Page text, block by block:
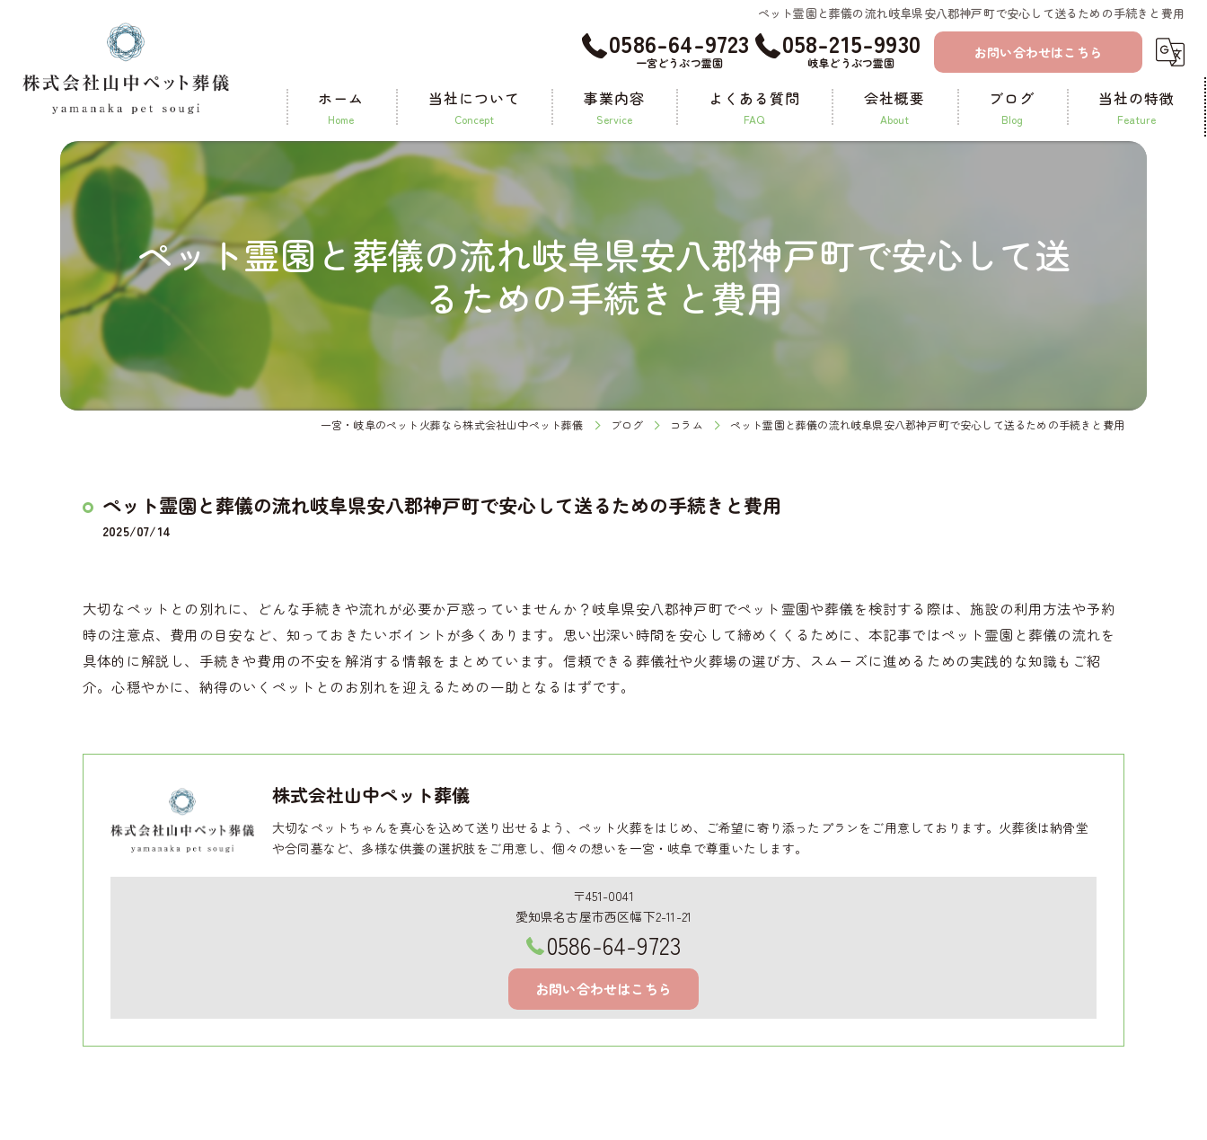
ペット霊園と葬儀の流れ岐阜県安八郡神戸町で安心して送るための手続きと費用
0586-64-9723
一宮どうぶつ霊園
058-215-9930
岐阜どうぶつ霊園
お問い合わせはこちら
ホーム
home
当社について
concept
事業内容
service
メモリアルグッズ
よくある質問
FAQ
会社概要
about
ブログ
blog
当社の特徴
feature
ペット葬儀
ペット霊園と葬儀の流れ岐阜県安八郡神戸町で安心して送
るための手続きと費用
一宮・岐阜のペット火葬なら株式会社山中ペット葬儀 ブログ コラム ペット霊園と葬儀の流れ岐阜県安八郡神戸町で安心して送るための手続きと費用
ペット霊園と葬儀の流れ岐阜県安八郡神戸町で安心して送るための手続きと費用
2025/07/14
大切なペットとの別れに、どんな手続きや流れが必要か戸惑っていませんか？岐阜県安八郡神戸町でペット霊園や葬儀を検討する際は、施設の利用方法や予約
時の注意点、費用の目安など、知っておきたいポイントが多くあります。思い出深い時間を安心して締めくくるために、本記事ではペット霊園と葬儀の流れを
具体的に解説し、手続きや費用の不安を解消する情報をまとめています。信頼できる葬儀社や火葬場の選び方、スムーズに進めるための実践的な知識もご紹
介。心穏やかに、納得のいくペットとのお別れを迎えるための一助となるはずです。
株式会社山中ペット葬儀
大切なペットちゃんを真心を込めて送り出せるよう、ペット火葬をはじめ、ご希望に寄り添ったプランをご用意しております。火葬後は納骨堂
や合同墓など、多様な供養の選択肢をご用意し、個々の想いを一宮・岐阜で尊重いたします。
〒451-0041
愛知県名古屋市西区幅下2-11-21
0586-64-9723
お問い合わせはこちら